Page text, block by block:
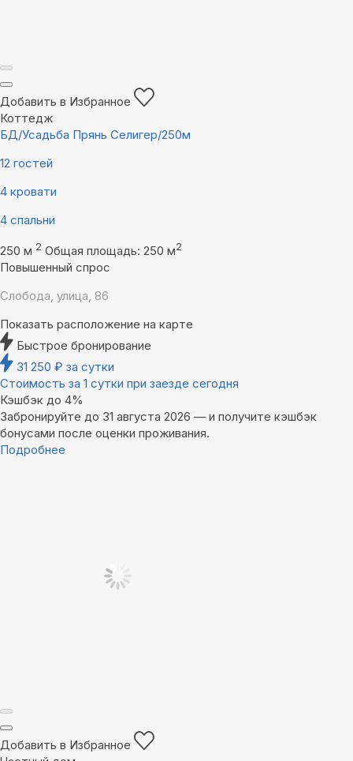
Добавить в Избранное
Коттедж
БД/Усадьба Прянь Селигер/250м
12 гостей
4 кровати
4 спальни
250 м 2 Общая площадь: 250 м2
Повышенный спрос
Слобода, улица, 86
Показать расположение на карте
Быстрое бронирование
31 250 ₽ за сутки
Стоимость за 1 сутки при заезде сегодня
Кэшбэк до 4%
Забронируйте до 31 августа 2026 — и получите кэшбэк
бонусами после оценки проживания.
Подробнее
Добавить в Избранное